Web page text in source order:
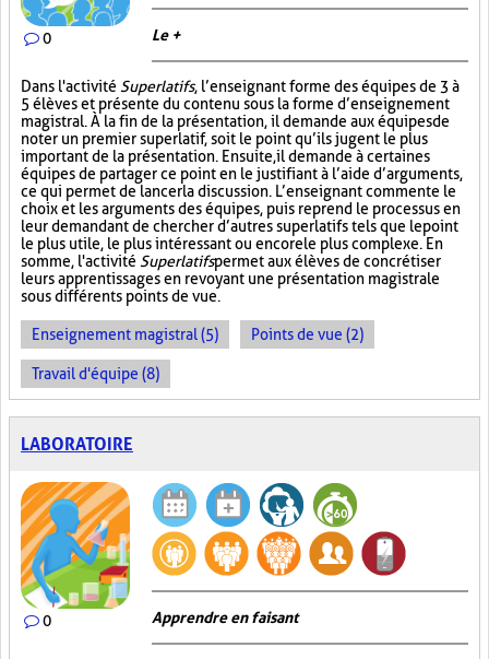
0 Le +
Dans l'activité Superlatifs, l’enseignant forme des équipes de 3 à
5 élèves et présente du contenu sous la forme d’enseignement
magistral. À la fin de la présentation, il demande aux équipes de
noter un premier superlatif, soit le point qu’ils jugent le plus
important de la présentation. Ensuite, il demande à certaines
équipes de partager ce point en le justifiant à l’aide d’arguments,
ce qui permet de lancer la discussion. L’enseignant commente le
choix et les arguments des équipes, puis reprend le processus en
leur demandant de chercher d’autres superlatifs tels que le point
le plus utile, le plus intéressant ou encore le plus complexe. En
somme, l'activité Superlatifspermet aux élèves de concrétiser
leurs apprentissages en revoyant une présentation magistrale
sous différents points de vue.
Enseignement magistral (5) Points de vue (2)
Travail d'équipe (8)
LABORATOIRE
0 Apprendre en faisant